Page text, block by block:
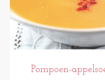
Pompoen-